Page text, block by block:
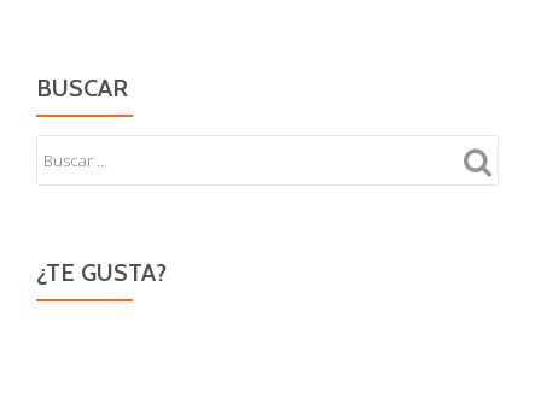
BUSCAR
¿TE GUSTA?